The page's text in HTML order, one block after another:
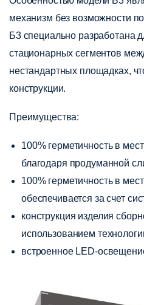
механизм без возможности
Б3 специально разработана
стационарных сегментов
нестандартных площадках,
конструкции.
Преимущества:
100% герметичность в
благодаря продуманной
100% герметичность в
обеспечивается за счет
конструкция изделия
использованием
встроенное LED-